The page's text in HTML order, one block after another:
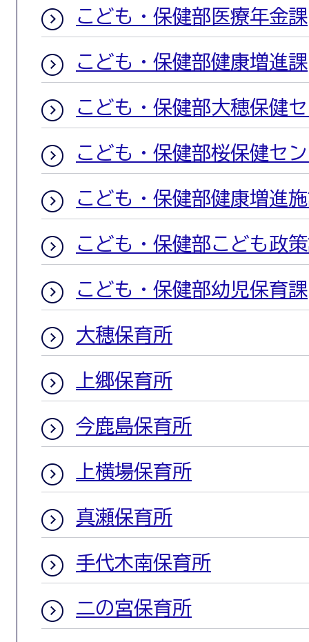
こども・保健部医療年金課
こども・保健部健康増進課
こども・保健部大穂保健
こども・保健部桜保健セ
こども・保健部健康増進
こども・保健部こども政
こども・保健部幼児保育課
大穂保育所
上郷保育所
今鹿島保育所
上横場保育所
真瀬保育所
手代木南保育所
二の宮保育所